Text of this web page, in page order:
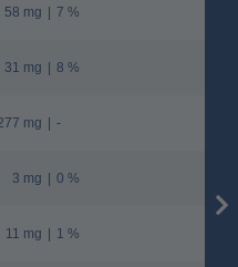
58 mg | 7 %
31 mg | 8 %
mg | -
3 mg | 0 %
11 mg | 1 %